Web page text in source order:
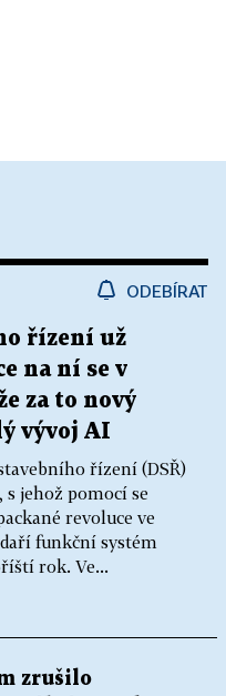
ODEBÍRAT
řízení už
na ní se v
za to nový
vývoj AI
řízení (DSŘ)
jehož pomocí se
revoluce ve
funkční systém
rok. Ve...
zrušilo